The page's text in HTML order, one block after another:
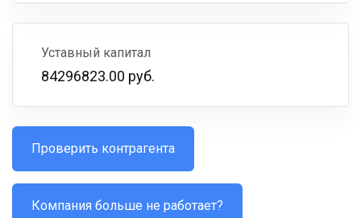
Уставный капитал
84296823.00 руб.
Проверить контрагента
Компания больше не работает?